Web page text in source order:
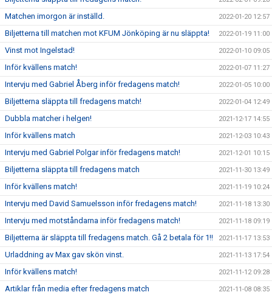
Matchen imorgon är inställd. 2022-01-20 12:57
Biljetterna till matchen mot KFUM Jönköping är nu släppta! 2022-01-19 11:00
Vinst mot Ingelstad! 2022-01-10 09:05
Inför kvällens match! 2022-01-07 11:27
Intervju med Gabriel Åberg inför fredagens match! 2022-01-05 10:00
Biljetterna släppta till fredagens match! 2022-01-04 12:49
Dubbla matcher i helgen! 2021-12-17 14:55
Inför kvällens match 2021-12-03 10:43
Intervju med Gabriel Polgar inför fredagens match! 2021-12-01 10:15
Biljetterna släppta till fredagens match 2021-11-30 13:49
Inför kvällens match! 2021-11-19 10:24
Intervju med David Samuelsson inför fredagens match! 2021-11-18 13:30
Intervju med motståndarna inför fredagens match! 2021-11-18 09:19
Biljetterna är släppta till fredagens match. Gå 2 betala för 1!! 2021-11-17 13:53
Urladdning av Max gav skön vinst. 2021-11-13 17:54
Inför kvällens match! 2021-11-12 09:28
Artiklar från media efter fredagens match 2021-11-08 08:35